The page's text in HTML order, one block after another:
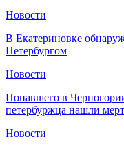
Новости
В Екатериновке
Петербургом
Новости
Попавшего в
петербуржца нашли
Новости